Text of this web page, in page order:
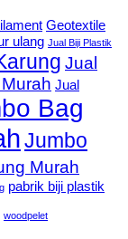
Geotextile
ulang Jual Biji Plastik
Jual
Jual
Bag
Jumbo
Murah
pabrik biji plastik
woodpelet